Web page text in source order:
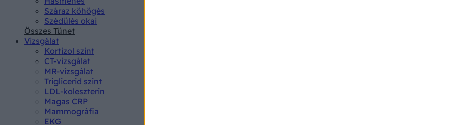
Száraz köhögés
Szédülés okai
Összes Tünet
Vizsgálat
Kortizol szint
CT-vizsgálat
MR-vizsgálat
Triglicerid szint
LDL-koleszterin
Magas CRP
Mammográfia
EKG